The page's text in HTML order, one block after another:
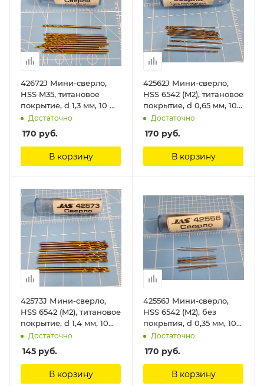
42672J Мини-сверло,
HSS M35, титановое
покрытие, d 1,3 мм, 10 шт.
JasДостаточно
170 руб.
В корзину
42562J Мини-сверло,
HSS 6542 (M2), титановое
покрытие, d 0,65 мм, 10
шт. Jas
Достаточно
170 руб.
В корзину
42573J Мини-сверло,
HSS 6542 (M2), титановое
покрытие, d 1,4 мм, 10
шт. Jas
Достаточно
145 руб.
В корзину
42556J Мини-сверло,
HSS 6542 (M2), без
покрытия, d 0,35 мм, 10
шт. Jas
Достаточно
170 руб.
В корзину